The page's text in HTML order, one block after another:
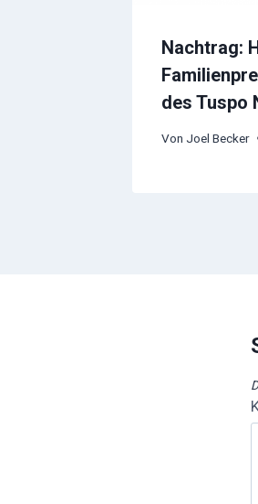
Nachtrag:
des Tuspo
Von Joel Becker